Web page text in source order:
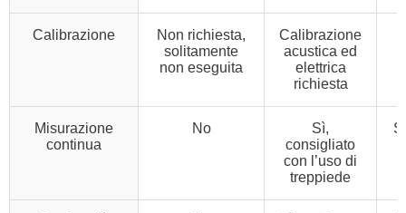
Calibrazione
Non richiesta,
solitamente
non eseguita
Calibrazione
acustica ed
elettrica
richiesta
Misurazione
continua
No
Sì,
consigliato
con l’uso di
treppiede